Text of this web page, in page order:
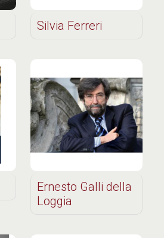
Silvia Ferreri
Ernesto Galli della
Loggia